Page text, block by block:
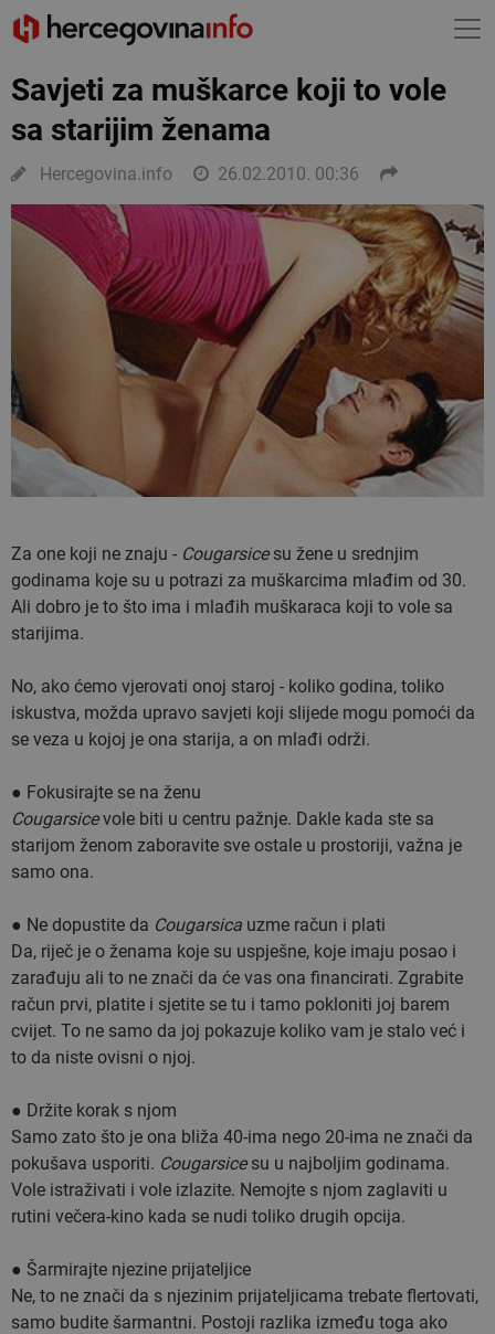
Savjeti za muškarce koji to vole
sa starijim ženama
Hercegovina.info 26.02.2010. 00:36
Za one koji ne znaju - Cougarsicesu žene u srednjim
godinama koje su u potrazi za muškarcima mlađim od 30.
Ali dobro je to što ima i mlađih muškaraca koji to vole sa
starijima.
No, ako ćemo vjerovati onoj staroj - koliko godina, toliko
iskustva, možda upravo savjeti koji slijede mogu pomoći da
se veza u kojoj je ona starija, a on mlađi održi.
● Fokusirajte se na ženu
Cougarsicevole biti u centru pažnje. Dakle kada ste sa
starijom ženom zaboravite sve ostale u prostoriji, važna je
samo ona.
● Ne dopustite da Cougarsica uzme račun i plati
Da, riječ je o ženama koje su uspješne, koje imaju posao i
zarađuju ali to ne znači da će vas ona financirati. Zgrabite
račun prvi, platite i sjetite se tu i tamo pokloniti joj barem
cvijet. To ne samo da joj pokazuje koliko vam je stalo već i
to da niste ovisni o njoj.
● Držite korak s njom
Samo zato što je ona bliža 40-ima nego 20-ima ne znači da
pokušava usporiti. Cougarsicesu u najboljim godinama.
Vole istraživati i vole izlazite. Nemojte s njom zaglaviti u
rutini večera-kino kada se nudi toliko drugih opcija.
● Šarmirajte njezine prijateljice
Ne, to ne znači da s njezinim prijateljicama trebate flertovati,
samo budite šarmantni. Postoji razlika između toga ako